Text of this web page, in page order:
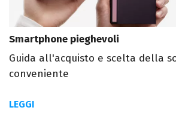
Smartphone pieghevoli
Guida all'acquisto e scelta della
conveniente
LEGGI